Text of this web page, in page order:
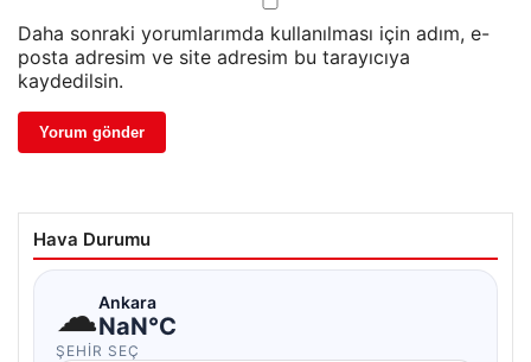
Daha sonraki yorumlarımda kullanılması için adım, e-
posta adresim ve site adresim bu tarayıcıya
kaydedilsin.
Hava Durumu
☁Ankara
NaN°C
ŞEHIR SEÇ